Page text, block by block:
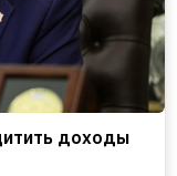
доходы